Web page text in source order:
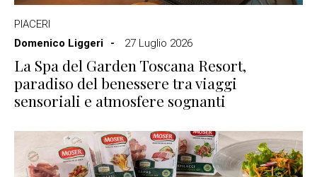
PIACERI
Domenico Liggeri
27 Luglio 2026
La Spa del Garden Toscana Resort,
paradiso del benessere tra viaggi
sensoriali e atmosfere sognanti